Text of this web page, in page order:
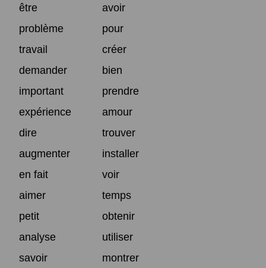
être
avoir
problème
pour
travail
créer
demander
bien
important
prendre
expérience
amour
dire
trouver
augmenter
installer
en fait
voir
aimer
temps
petit
obtenir
analyse
utiliser
savoir
montrer